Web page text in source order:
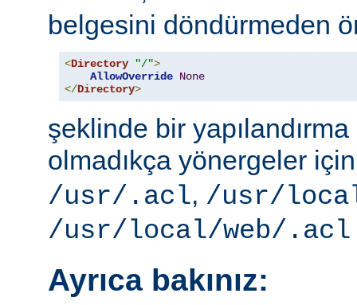
belgesini döndürmeden
<Directory "/">
AllowOverride None
</Directory>
şeklinde bir
olmadıkça yönergeler
/usr/.acl, /usr/
/usr/local/web/.acl
Ayrıca bakınız: